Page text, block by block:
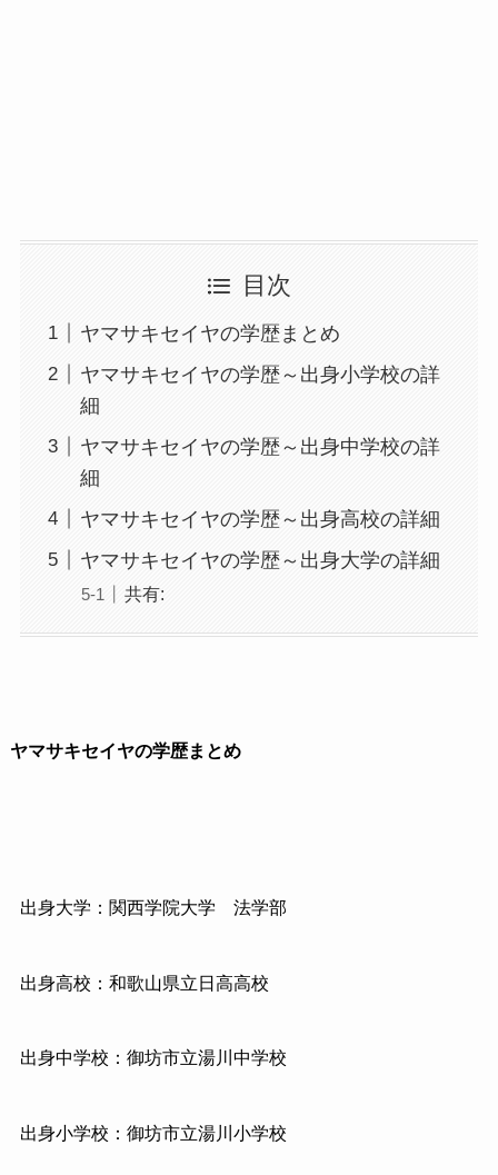
目次
ヤマサキセイヤの学歴まとめ
ヤマサキセイヤの学歴～出身小学校の詳
細
ヤマサキセイヤの学歴～出身中学校の詳
細
ヤマサキセイヤの学歴～出身高校の詳細
ヤマサキセイヤの学歴～出身大学の詳細
共有:
ヤマサキセイヤの学歴まとめ
出身大学：関西学院大学 法学部
出身高校：和歌山県立日高高校
出身中学校：御坊市立湯川中学校
出身小学校：御坊市立湯川小学校